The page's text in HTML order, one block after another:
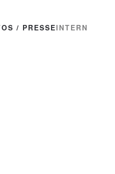
/ PRESSEINTERN